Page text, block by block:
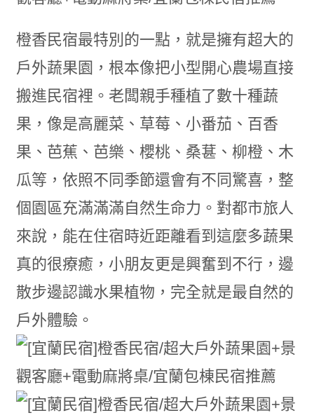
橙香民宿最特別的一點，就是擁有超大的
戶外蔬果園，根本像把小型開心農場直接
搬進民宿裡。老闆親手種植了數十種蔬
果，像是高麗菜、草莓、小番茄、百香
果、芭蕉、芭樂、櫻桃、桑葚、柳橙、木
瓜等，依照不同季節還會有不同驚喜，整
個園區充滿滿滿自然生命力。對都市旅人
來說，能在住宿時近距離看到這麼多蔬果
真的很療癒，小朋友更是興奮到不行，邊
散步邊認識水果植物，完全就是最自然的
戶外體驗。